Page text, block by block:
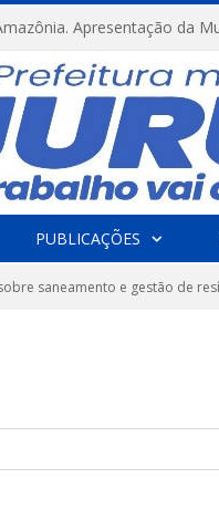
PUBLICAÇÕES
saneamento e gestão de